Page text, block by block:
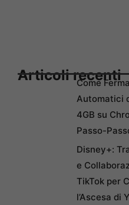
Articoli recenti
Come
Automatici
4GB su
Passo-
Disney+:
e
TikTok per
l’Ascesa di